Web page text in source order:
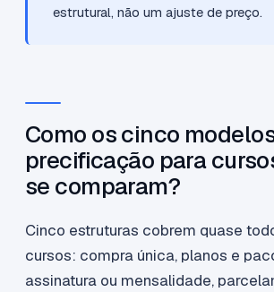
estrutural, não um ajuste de preço.
Como os cinco
precificação para
se comparam?
Cinco estruturas cobrem quase
cursos: compra única, planos e
assinatura ou mensalidade,